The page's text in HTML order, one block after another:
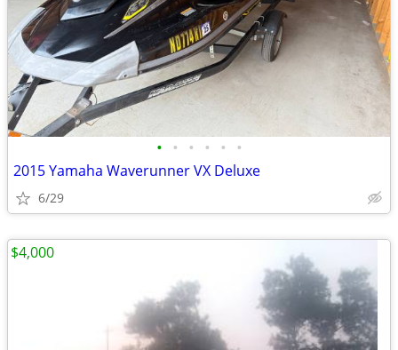
• • • • • •
2015 Yamaha Waverunner VX Deluxe
6/29
$4,000